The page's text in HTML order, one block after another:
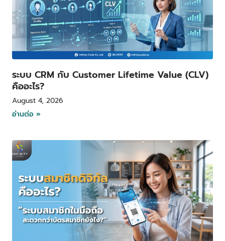
ระบบ CRM กับ Customer Lifetime Value (CLV)
คืออะไร?
August 4, 2026
อ่านต่อ »